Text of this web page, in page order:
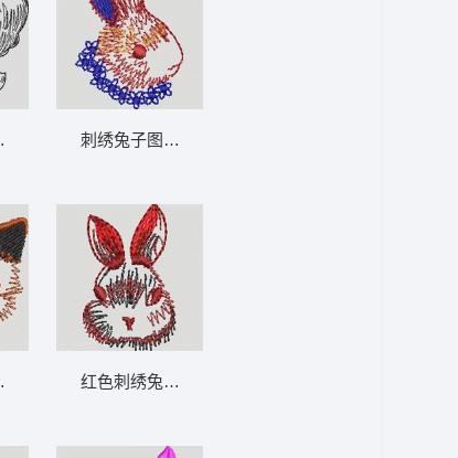
象 刺绣兔子图案 兔
红色刺绣兔子头像 兔